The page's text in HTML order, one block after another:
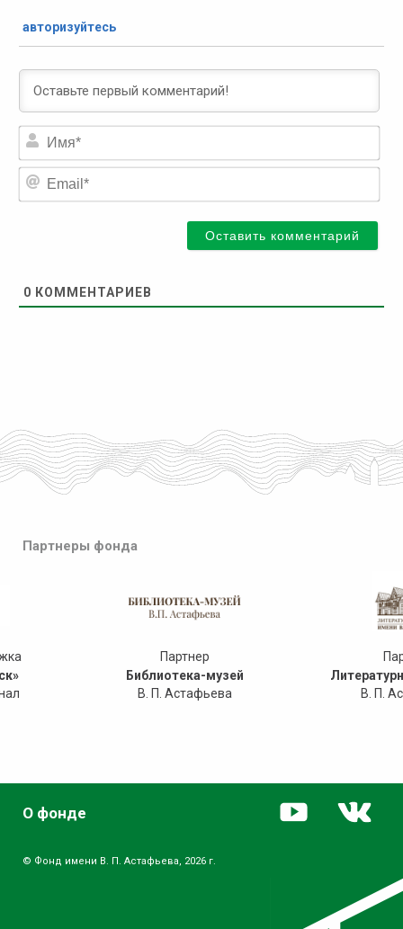
авторизуйтесь
0 КОММЕНТАРИЕВ
Партнеры фонда
Партнер
Библиотека-музей
В. П. Астафьева
В. П.
О фонде
© Фонд имени В. П. Астафьева, 2026 г.